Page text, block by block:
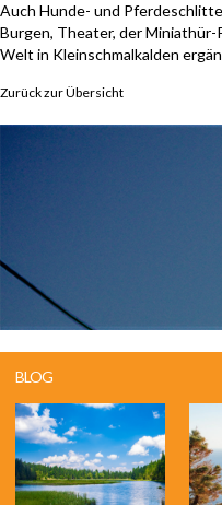
Auch Hunde- und
Burgen, Theater, der
Welt in Kleinschmalkalden
Zurück zur Übersicht
BLOG